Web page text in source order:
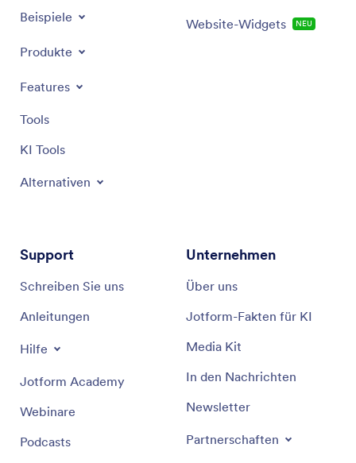
Beispiele
Produkte
Features
Tools
KI Tools
Alternativen
Website-Widgets NEU
Support
Schreiben Sie uns
Anleitungen
Hilfe
Jotform Academy
Webinare
Podcasts
Unternehmen
Über uns
Jotform-Fakten für KI
Media Kit
In den Nachrichten
Newsletter
Partnerschaften